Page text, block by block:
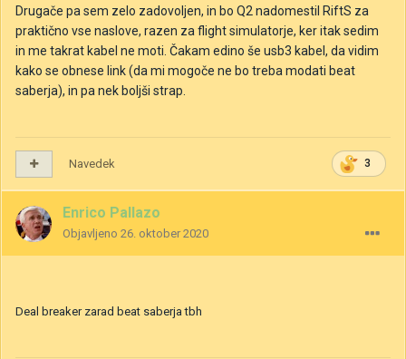
Drugače pa sem zelo zadovoljen, in bo Q2 nadomestil RiftS za
praktično vse naslove, razen za flight simulatorje, ker itak sedim
in me takrat kabel ne moti. Čakam edino še usb3 kabel, da vidim
kako se obnese link (da mi mogoče ne bo treba modati beat
saberja), in pa nek boljši strap.
3
Navedek
Enrico Pallazo
Objavljeno 26. oktober 2020
Deal breaker zarad beat saberja tbh